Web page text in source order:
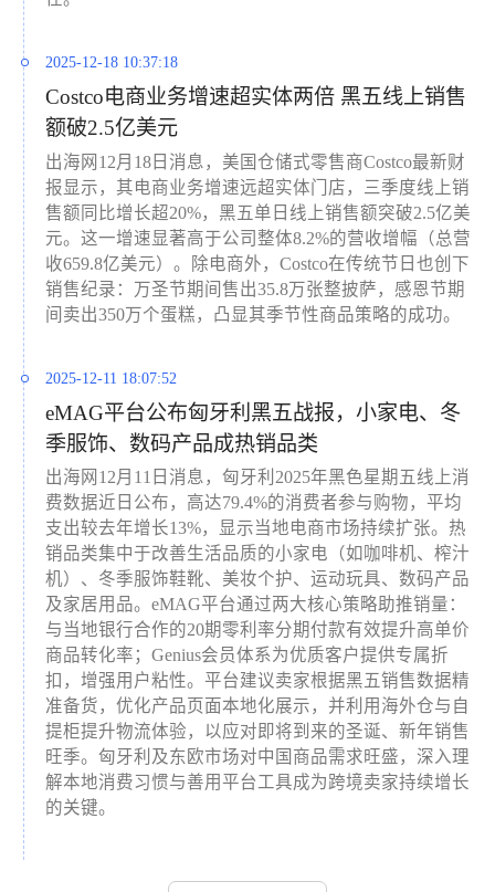
2025-12-18 10:37:18
Costco电商业务增速超实体两倍 黑五线上销售
额破2.5亿美元
出海网12月18日消息，美国仓储式零售商Costco最新财
报显示，其电商业务增速远超实体门店，三季度线上销
售额同比增长超20%，黑五单日线上销售额突破2.5亿美
元。这一增速显著高于公司整体8.2%的营收增幅（总营
收659.8亿美元）。除电商外，Costco在传统节日也创下
销售纪录：万圣节期间售出35.8万张整披萨，感恩节期
间卖出350万个蛋糕，凸显其季节性商品策略的成功。
2025-12-11 18:07:52
eMAG平台公布匈牙利黑五战报，小家电、冬
季服饰、数码产品成热销品类
出海网12月11日消息，匈牙利2025年黑色星期五线上消
费数据近日公布，高达79.4%的消费者参与购物，平均
支出较去年增长13%，显示当地电商市场持续扩张。热
销品类集中于改善生活品质的小家电（如咖啡机、榨汁
机）、冬季服饰鞋靴、美妆个护、运动玩具、数码产品
及家居用品。eMAG平台通过两大核心策略助推销量：
与当地银行合作的20期零利率分期付款有效提升高单价
商品转化率；Genius会员体系为优质客户提供专属折
扣，增强用户粘性。平台建议卖家根据黑五销售数据精
准备货，优化产品页面本地化展示，并利用海外仓与自
提柜提升物流体验，以应对即将到来的圣诞、新年销售
旺季。匈牙利及东欧市场对中国商品需求旺盛，深入理
解本地消费习惯与善用平台工具成为跨境卖家持续增长
的关键。